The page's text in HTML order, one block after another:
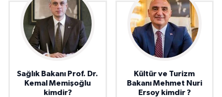
Sağlık Bakanı Prof. Dr.
Kemal Memişoğlu
kimdir?
Kültür ve Turizm
Bakanı Mehmet Nuri
Ersoy kimdir ?